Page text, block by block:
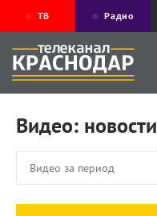
ТВ Радио
Видео: новости